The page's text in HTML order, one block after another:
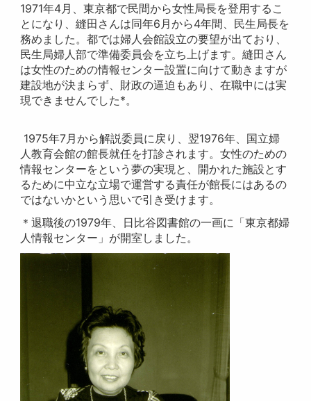
1971年4月、東京都で民間から女性局長を登用するこ
とになり、縫田さんは同年6月から4年間、民生局長を
務めました。都では婦人会館設立の要望が出ており、
民生局婦人部で準備委員会を立ち上げます。縫田さん
は女性のための情報センター設置に向けて動きますが
建設地が決まらず、財政の逼迫もあり、在職中には実
現できませんでした*。
1975年7月から解説委員に戻り、翌1976年、国立婦
人教育会館の館長就任を打診されます。女性のための
情報センターをという夢の実現と、開かれた施設とす
るために中立な立場で運営する責任が館長にはあるの
ではないかという思いで引き受けます。
＊退職後の1979年、日比谷図書館の一画に「東京都婦
人情報センター」が開室しました。